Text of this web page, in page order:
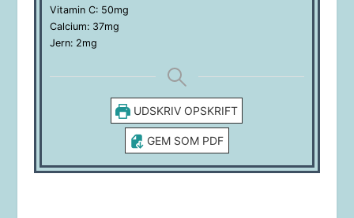
Vitamin C: 50mg
Calcium: 37mg
Jern: 2mg
UDSKRIV OPSKRIFT
GEM SOM PDF